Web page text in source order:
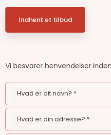
Indhent et tilbud
Vi besvarer henvendelser